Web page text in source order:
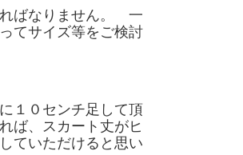
ばなりません。 一
てサイズ等をご検討
１０センチ足して頂
ば、スカート丈がヒ
ていただけると思い